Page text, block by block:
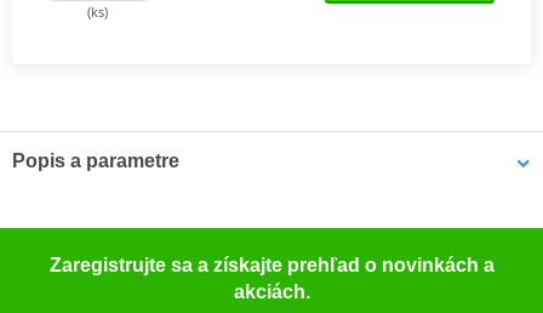
(ks)
Popis a parametre
Prvním krokem k přizpůsobení motocyklu vašim potřebám a ke
zlepšení odezvy předního odpružení – ať už pro použití na
Zaregistrujte sa a získajte prehľad o novinkách a
akciách.